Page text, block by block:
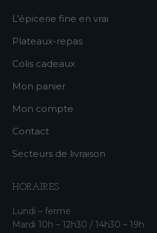
L’épicerie fine en vrai
Plateaux-repas
Colis cadeaux
Mon panier
Mon compte
Contact
Secteurs de livraison
HORAIRES
Lundi – fermé
Mardi 10h – 12h30 / 14h30 – 19h